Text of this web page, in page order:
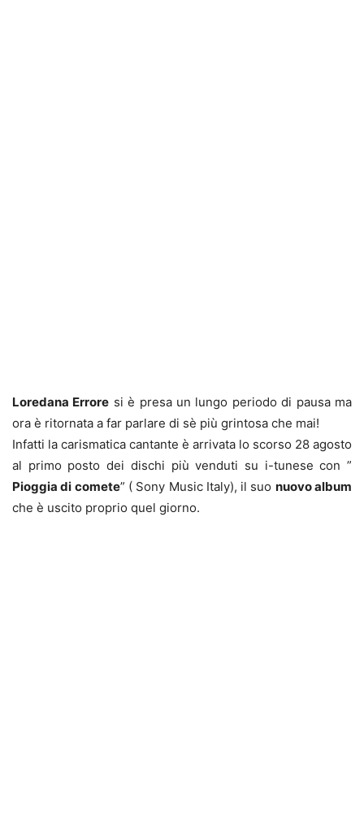
Loredana Errore si è presa un lungo periodo di pausa ma
ora è ritornata a far parlare di sè più grintosa che mai!
Infatti la carismatica cantante è arrivata lo scorso 28 agosto
al primo posto dei dischi più venduti su i-tunese con ”
Pioggia di comete” ( Sony Music Italy), il suo nuovo album
che è uscito proprio quel giorno.